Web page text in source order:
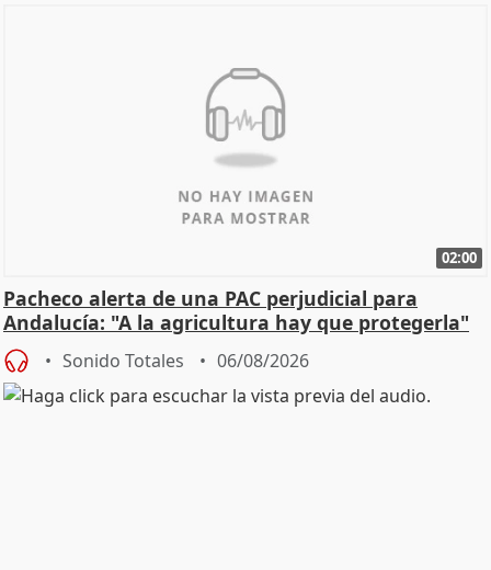
02:00
Pacheco alerta de una PAC perjudicial para
Andalucía: "A la agricultura hay que protegerla"
Sonido Totales 06/08/2026